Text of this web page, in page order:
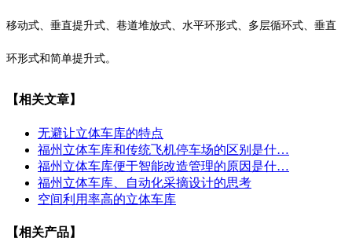
移动式、垂直提升式、巷道堆放式、水平环形式、多层循环式、垂直
环形式和简单提升式。
【相关文章】
无避让立体车库的特点
福州立体车库和传统飞机停车场的区别是什…
福州立体车库便于智能改造管理的原因是什…
福州立体车库、自动化采摘设计的思考
空间利用率高的立体车库
【相关产品】